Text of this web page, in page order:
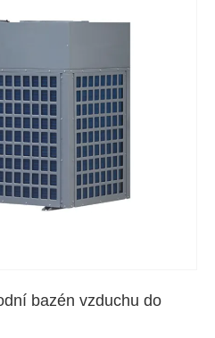
bazén vzduchu do